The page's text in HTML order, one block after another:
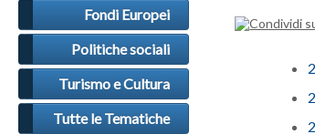
Fondi Europei
Politiche sociali
Turismo e Cultura
Tutte le Tematiche